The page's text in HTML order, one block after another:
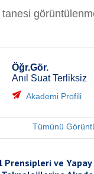
tanesi
Öğr.Gör.
Anıl Suat Terliksiz
Akademi Profili
Tümünü
ve Yapay